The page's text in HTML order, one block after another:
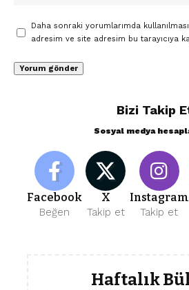
Daha sonraki yorumlarımda
adresim ve site adresim bu tarayıcıya
Bizi Takip
Sosyal medya
Facebook
Beğen
X
Takip et
Instagram
Takip et
Haftalık